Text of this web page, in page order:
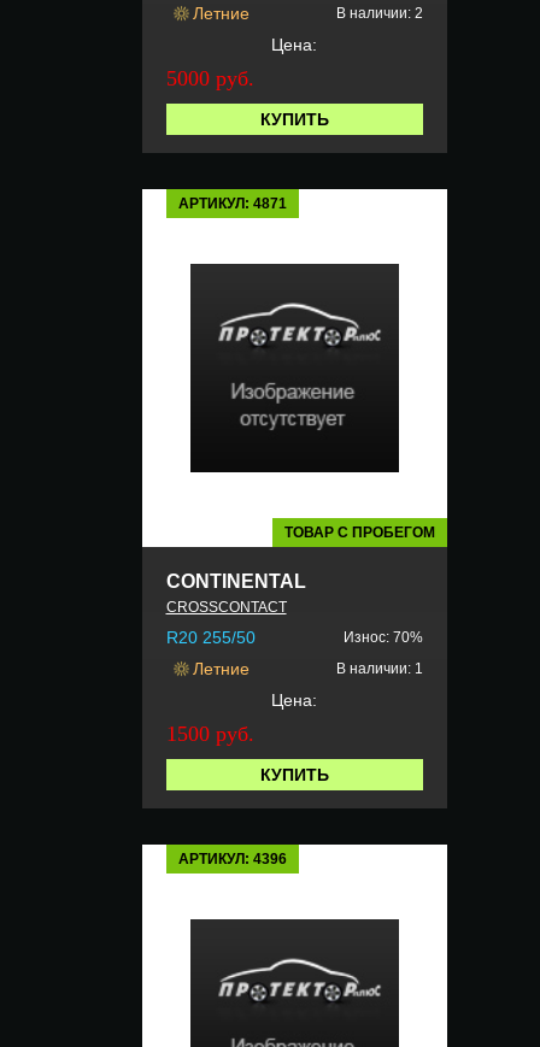
Летние В наличии: 2
Цена:
5000 руб.
КУПИТЬ
АРТИКУЛ: 4871
ТОВАР С ПРОБЕГОМ
CONTINENTAL
CROSSCONTACT
R20 255/50 Износ: 70%
Летние В наличии: 1
Цена:
1500 руб.
КУПИТЬ
АРТИКУЛ: 4396